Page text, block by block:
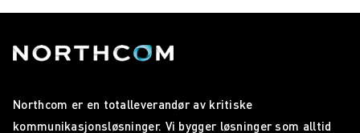
Northcom er en totalleverandør av kritiske
kommunikasjonsløsninger. Vi bygger løsninger som alltid